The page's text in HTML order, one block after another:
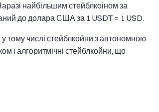
найбільшим стейблкоіном за
до долара США за 1 USDT = 1 USD.
у тому числі стейблкойни з автономною
і алгоритмічні стейблкойни, що